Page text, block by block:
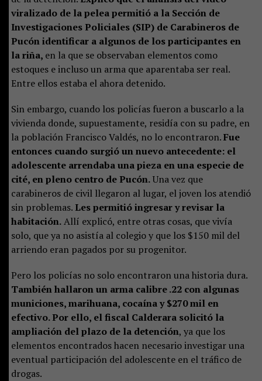
viralizado de la pelea permitió a la Sección de
Investigaciones Policiales (SIP) de Carabineros de
Pucón identificar a algunos de los participantes en
la riña, en la que se observaban elementos como
estoques e incluso un arma que aparentaba ser real.
Entre ellos estaba el ahora detenido.
Sin embargo, cuando los policías fueron a buscarlo a la
vivienda donde, supuestamente, residía con su padre, en
la población Francisco Valdés, no lo encontraron.Fue
entonces cuando surgió un nuevo antecedente: el
adolescente arrendaba una pieza en una especie de
cité, en pleno centro de Pucón.Una vez que
carabineros de civil llegaron al lugar, el joven los atendió
sin problemas. Les permitió ingresar y revisar la
habitación.Allí explicó, entre otras cosas, que vivía
solo, que ya no asistía al colegio y que los $150 mil del
arriendo eran pagados por su progenitor.
Pero los policías no solo encontraron una historia dura.
También hallaron un arma calibre .22 con algunas
municiones, marihuana, cocaína y $270 mil en
efectivo. Por ello, el fiscal Calderara solicitó la
ampliación del plazo de la detención, ya que los
elementos encontrados hacen necesario investigar una
eventual participación del adolescente en el tráfico de
drogas.